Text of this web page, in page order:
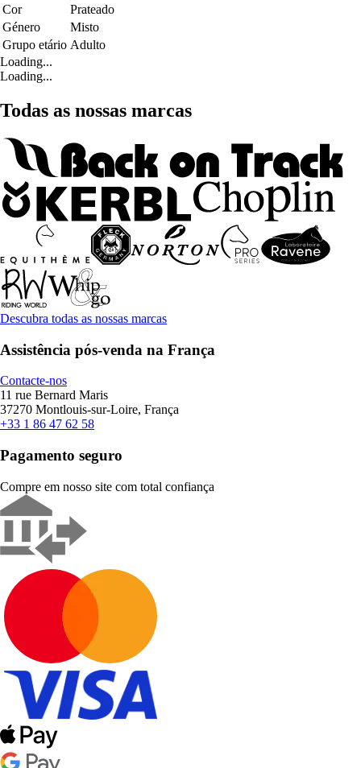
Cor
Prateado
Género
Misto
Grupo etário Adulto
Loading...
Loading...
Todas as nossas marcas
Descubra todas as nossas marcas
Assistência pós-venda na França
Contacte-nos
11 rue Bernard Maris
37270 Montlouis-sur-Loire, França
+33 1 86 47 62 58
Pagamento seguro
Compre em nosso site com total confiança